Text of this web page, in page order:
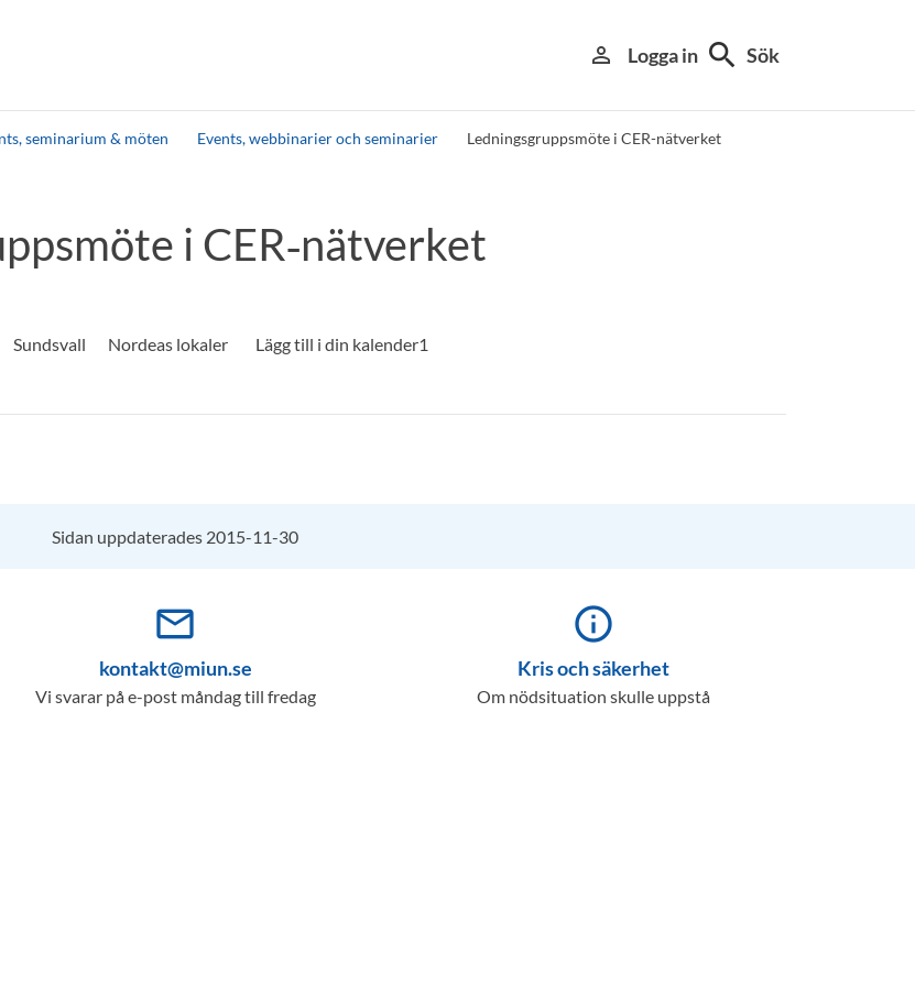
person_outline Logga in search Sök
seminarium & möten Events, webbinarier och seminarier Ledningsgruppsmöte i CER-nätverket
i CER‑nätverket
Sundsvall Nordeas lokaler
Sidan uppdaterades 2015-11-30
mail_outline
kontakt@miun.se
Vi svarar på e-post måndag till fredag
info_outline
Kris och säkerhet
Om nödsituation skulle uppstå